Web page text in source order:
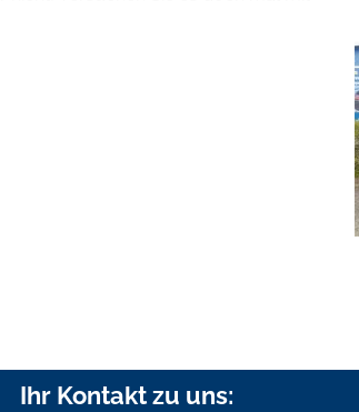
Ihr Kontakt zu uns: